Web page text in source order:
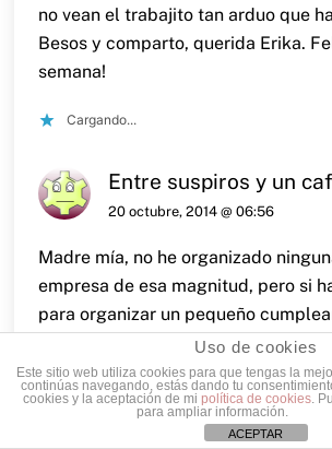
no vean el trabajito tan arduo que
Besos y comparto, querida Erika.
semana!
Cargando...
Entre suspiros y un
20 octubre, 2014 @ 06:56
Madre mía, no he organizado
empresa de esa magnitud, pero si
para organizar un pequeño
en un berenjenal desproporcionado,
pensar lo que organizas tú.
Un besazo, Patri.
Uso de cookies
Este sitio web utiliza cookies para que tengas la
continúas navegando, estás dando tu
cookies y la aceptación de mi política de cookies.
para ampliar información.
ACEPTAR